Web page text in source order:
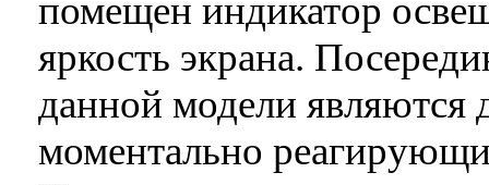
помещен индикатор
яркость экрана.
данной модели являются
моментально